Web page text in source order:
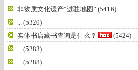
非物质文化遗产“进驻地图” (5416)
... (5320)
实体书店藏书查询是什么？
(5424)
... (5283)
... (5288)